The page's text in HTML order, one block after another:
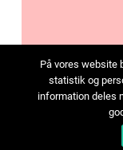
På vores website
statistik og
information deles